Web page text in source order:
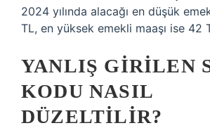
2024 yılında alacağı en düşük
TL, en yüksek emekli maaşı ise 42
YANLIŞ GIRILEN
KODU NASIL
DÜZELTILIR?